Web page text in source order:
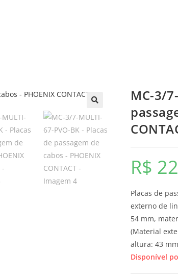
🔍
MC-3/
R$
Placas de
externo de
54 mm,
(Material
altura: 43 mm
Disponível